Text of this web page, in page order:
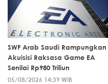
SWF Arab Saudi Rampungkan
Akuisisi Raksasa Game EA
Senilai Rp980 Triliun
05/08/2026 14:39 WIB